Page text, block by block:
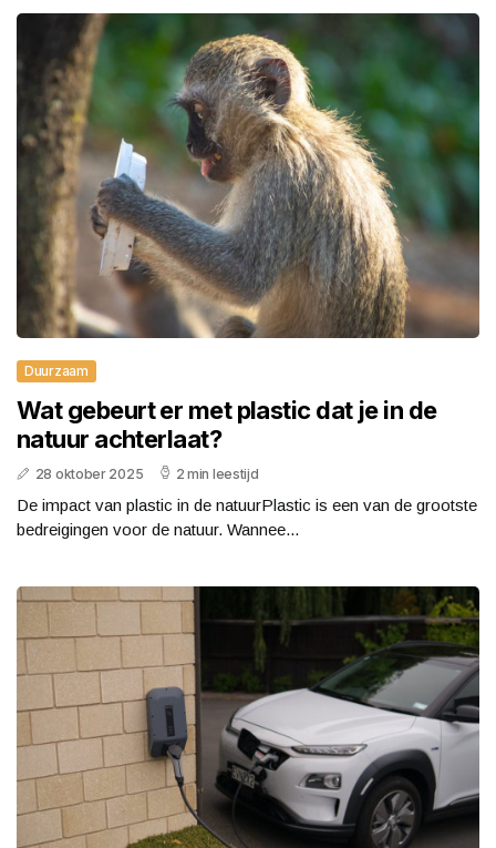
Duurzaam
Wat gebeurt er met plastic dat je in de
natuur achterlaat?
28 oktober 2025 2 min leestijd
De impact van plastic in de natuurPlastic is een van de grootste
bedreigingen voor de natuur. Wannee...